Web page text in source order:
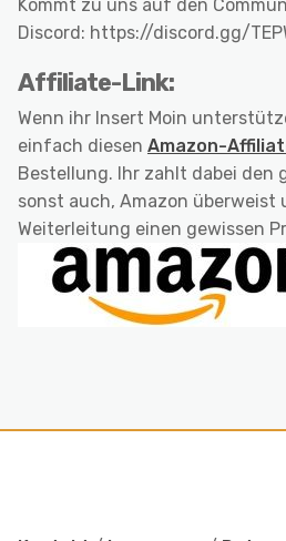
Kommt zu uns auf den
Discord: https://discord.gg/
Affiliate-Link:
Wenn ihr Insert Moin
einfach diesen Amazon-
Bestellung. Ihr zahlt dabei den
sonst auch, Amazon überweist
Weiterleitung einen gewissen